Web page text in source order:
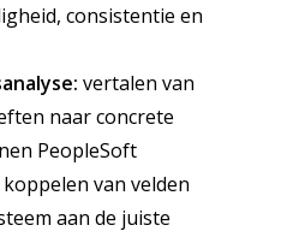
consistentie en
vertalen van
naar concrete
PeopleSoft
koppelen van velden
aan de juiste